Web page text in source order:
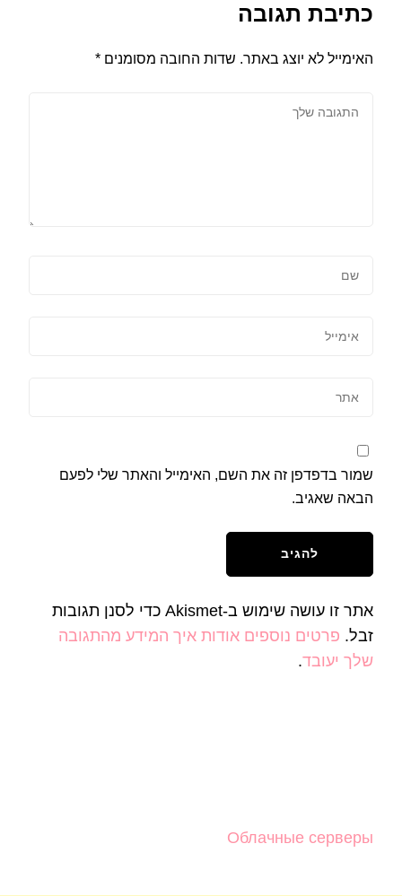
כתיבת תגובה
האימייל לא יוצג באתר. שדות החובה מסומנים *
שמור בדפדפן זה את השם, האימייל והאתר שלי לפעם
הבאה שאגיב.
אתר זו עושה שימוש ב-Akismet כדי לסנן תגובות
זבל. פרטים נוספים אודות איך המידע מהתגובה
שלך יעובד.
Облачные серверы